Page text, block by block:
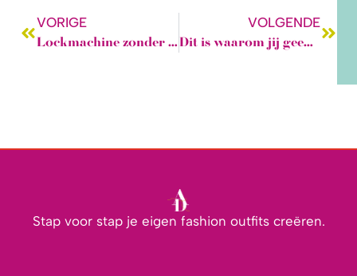
VORIGE
Lockmachine zonder stress: leer werken met vertrouwen
VOLGENDE
Dit is waarom jij geen ‘one size fits all’ patroon wil!
Stap voor stap je eigen fashion outfits creëren.